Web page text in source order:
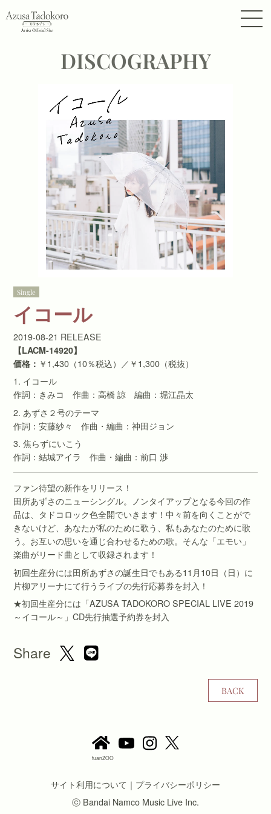
DISCOGRAPHY
Single
イコール
2019-08-21 RELEASE
【LACM-14920】
価格： ￥1,430（10％税込）／￥1,300（税抜）
1. イコール
作詞：きみコ 作曲：高橋 諒 編曲：堀江晶太
2. あずさ２号のテーマ
作詞：安藤紗々 作曲・編曲：神田ジョン
3. 焦らずにいこう
作詞：結城アイラ 作曲・編曲：前口 渉
ファン待望の新作をリリース！
田所あずさのニューシングル。ノンタイアップとなる今回の作
品は、タドコロック色全開でいきます！中々前を向くことがで
きないけど、あなたが私のために歌う、私もあなたのために歌
う。お互いの思いを通じ合わせるための歌。そんな「エモい」
楽曲がリード曲として収録されます！
初回生産分には田所あずさの誕生日でもある11月10日（日）に
片柳アリーナにて行うライブの先行応募券を封入！
★初回生産分には「AZUSA TADOKORO SPECIAL LIVE 2019
～イコール～」CD先行抽選予約券を封入
Share
BACK
fuanZOO
サイト利用について ｜ プライバシーポリシー
ⓒ Bandai Namco Music Live Inc.